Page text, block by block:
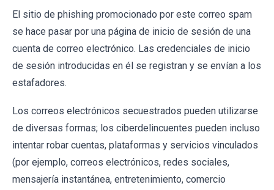
El sitio de phishing promocionado por este correo spam
se hace pasar por una página de inicio de sesión de una
cuenta de correo electrónico. Las credenciales de inicio
de sesión introducidas en él se registran y se envían a los
estafadores.
Los correos electrónicos secuestrados pueden utilizarse
de diversas formas; los ciberdelincuentes pueden incluso
intentar robar cuentas, plataformas y servicios vinculados
(por ejemplo, correos electrónicos, redes sociales,
mensajería instantánea, entretenimiento, comercio